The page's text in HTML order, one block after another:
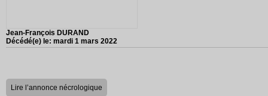
Jean-François DURAND
Décédé(e) le: mardi 1 mars 2022
Lire l’annonce nécrologique